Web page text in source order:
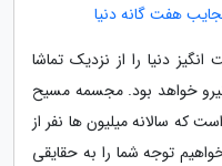
هفت گانه دنیا
دنیا را از نزدیک تماشا
خواهد بود. مجسمه مسیح
که سالانه میلیون ها نفر از
توجه شما را به حقایقی